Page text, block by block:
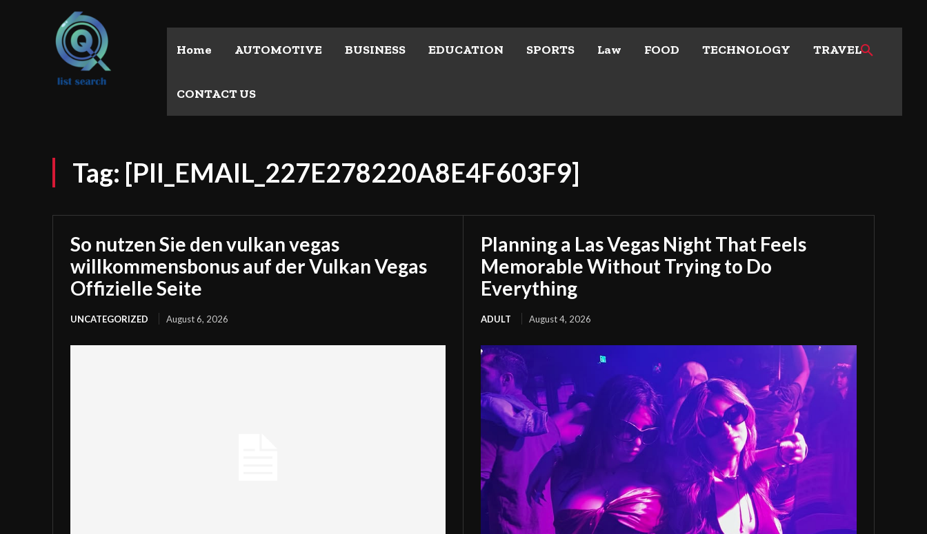
Home AUTOMOTIVE BUSINESS EDUCATION SPORTS Law FOOD TECHNOLOGY TRAVEL
CONTACT US
Tag: [PII_EMAIL_227E278220A8E4F603F9]
So nutzen Sie den vulkan vegas
willkommensbonus auf der Vulkan Vegas
Offizielle Seite
UNCATEGORIZED August 6, 2026
Planning a Las Vegas Night That Feels
Memorable Without Trying to Do
Everything
ADULT August 4, 2026